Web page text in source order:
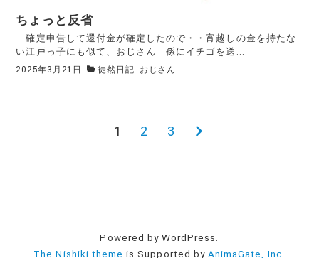
ちょっと反省
確定申告して還付金が確定したので・・宵越しの金を持たな
い江戸っ子にも似て、おじさん 孫にイチゴを送...
2025年3月21日 徒然日記 おじさん
1 2 3
次
Powered by WordPress.
The Nishiki theme is Supported by AnimaGate, Inc.